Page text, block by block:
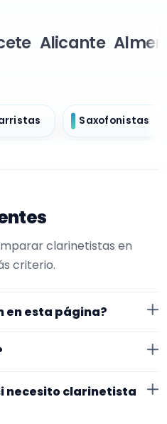
Alicante
Saxofonistas
clarinetistas en
criterio.
en esta página?
está filtrada por
para docente. Además, la
que trabajan en Cáceres.
confirmar lugar exacto,
necesito clarinetista